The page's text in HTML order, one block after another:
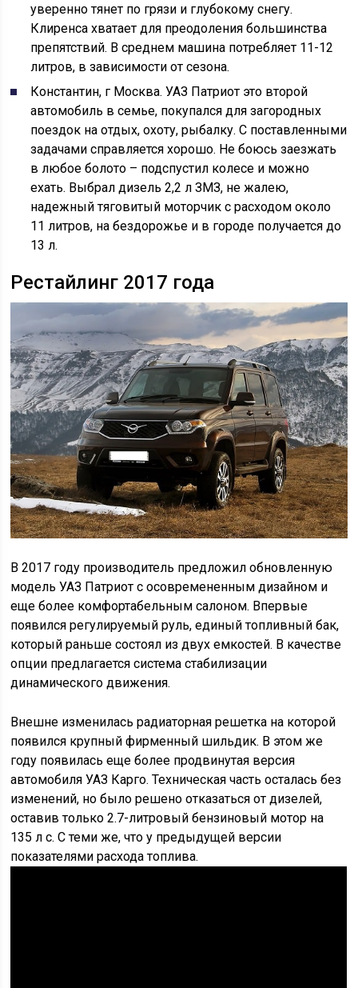
уверенно тянет по грязи и глубокому снегу.
Клиренса хватает для преодоления большинства
препятствий. В среднем машина потребляет 11-12
литров, в зависимости от сезона.
Константин, г Москва. УАЗ Патриот это второй
автомобиль в семье, покупался для загородных
поездок на отдых, охоту, рыбалку. С поставленными
задачами справляется хорошо. Не боюсь заезжать
в любое болото – подспустил колесе и можно
ехать. Выбрал дизель 2,2 л ЗМЗ, не жалею,
надежный тяговитый моторчик с расходом около
11 литров, на бездорожье и в городе получается до
13 л.
Рестайлинг 2017 года
В 2017 году производитель предложил обновленную
модель УАЗ Патриот с осовремененным дизайном и
еще более комфортабельным салоном. Впервые
появился регулируемый руль, единый топливный бак,
который раньше состоял из двух емкостей. В качестве
опции предлагается система стабилизации
динамического движения.
Внешне изменилась радиаторная решетка на которой
появился крупный фирменный шильдик. В этом же
году появилась еще более продвинутая версия
автомобиля УАЗ Карго. Техническая часть осталась без
изменений, но было решено отказаться от дизелей,
оставив только 2.7-литровый бензиновый мотор на
135 л с. С теми же, что у предыдущей версии
показателями расхода топлива.